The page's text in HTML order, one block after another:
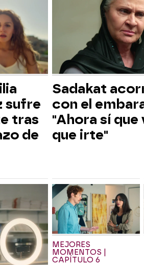
sufre
tras
de
Sadakat
con el
"Ahora sí que
que irte"
MEJORES
MOMENTOS |
CAPÍTULO 6